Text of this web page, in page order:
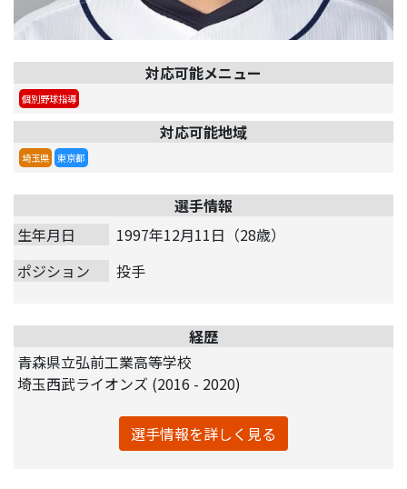
対応可能メニュー
個別野球指導
対応可能地域
埼玉県 東京都
選手情報
生年月日
1997年12月11日（28歳）
ポジション
投手
経歴
青森県立弘前工業高等学校
埼玉西武ライオンズ (2016 - 2020)
選手情報を詳しく見る